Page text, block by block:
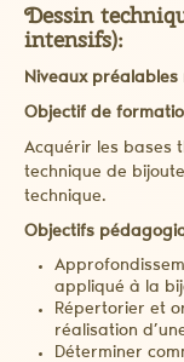
Dessin
intensifs):
Niveaux préalables
Objectif de
Acquérir les bases
technique de
technique.
Objectifs
appliqué à la
Répertorier et
réalisation
Déterminer